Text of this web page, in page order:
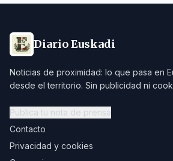
Diario Euskadi
Noticias de proximidad: lo que pasa en
desde el territorio. Sin publicidad ni
Publica tu nota de prensa
Contacto
Privacidad y cookies